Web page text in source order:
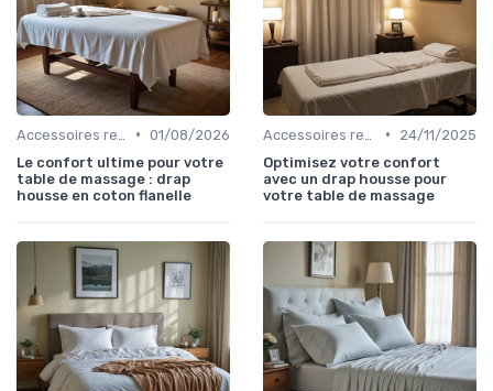
• 01/08/2026
Le confort ultime pour votre
table de massage : drap
housse en coton flanelle
•
24/11/2025
Optimisez votre confort
avec un drap housse pour
votre table de massage